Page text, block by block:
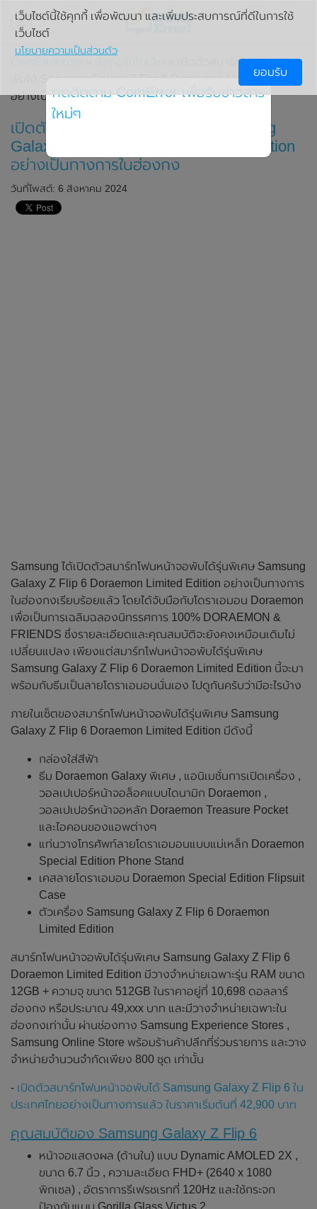
» เปิดตัวสมาร์ทโฟนหน้าจอ
พับได้ Samsung Galaxy Z Flip 6 Doraemon Limited Edition
อย่างเป็นทางการในฮ่องกง
เปิดตัวสมาร์ทโฟนหน้าจอพับได้ Samsung
Galaxy Z Flip 6 Doraemon Limited Edition
อย่างเป็นทางการในฮ่องกง
วันที่โพสต์: 6 สิงหาคม 2024
Samsung ได้เปิดตัวสมาร์ทโฟนหน้าจอพับได้รุ่นพิเศษ Samsung
Galaxy Z Flip 6 Doraemon Limited Edition อย่างเป็นทางการ
ในฮ่องกงเรียบร้อยแล้ว โดยได้จับมือกับโดราเอมอน Doraemon
เพื่อเป็นการเฉลิมฉลองนิทรรศการ 100% DORAEMON &
FRIENDS ซึ่งรายละเอียดและคุณสมบัติจะยังคงเหมือนเดิมไม่
เปลี่ยนแปลง เพียงแต่สมาร์ทโฟนหน้าจอพับได้รุ่นพิเศษ
Samsung Galaxy Z Flip 6 Doraemon Limited Edition นี้จะมา
พร้อมกับธีมเป็นลายโดราเอมอนนั่นเอง ไปดูกันครับว่ามีอะไรบ้าง
ภายในเซ็ตของสมาร์ทโฟนหน้าจอพับได้รุ่นพิเศษ Samsung
Galaxy Z Flip 6 Doraemon Limited Edition มีดังนี้
กล่องใส่สีฟ้า
ธีม Doraemon Galaxy พิเศษ , แอนิเมชั่นการเปิดเครื่อง ,
วอลเปเปอร์หน้าจอล็อคแบบไดนามิก Doraemon ,
วอลเปเปอร์หน้าจอหลัก Doraemon Treasure Pocket
และไอคอนของแอพต่างๆ
แท่นวางโทรศัพท์ลายโดราเอมอนแบบแม่เหล็ก Doraemon
Special Edition Phone Stand
เคสลายโดราเอมอน Doraemon Special Edition Flipsuit
Case
ตัวเครื่อง Samsung Galaxy Z Flip 6 Doraemon
Limited Edition
สมาร์ทโฟนหน้าจอพับได้รุ่นพิเศษ Samsung Galaxy Z Flip 6
Doraemon Limited Edition มีวางจำหน่ายเฉพาะรุ่น RAM ขนาด
12GB + ความจุ ขนาด 512GB ในราคาอยู่ที่ 10,698 ดอลลาร์
ฮ่องกง หรือประมาณ 49,xxx บาท และมีวางจำหน่ายเฉพาะใน
ฮ่องกงเท่านั้น ผ่านช่องทาง Samsung Experience Stores ,
Samsung Online Store พร้อมร้านค้าปลีกที่ร่วมรายการ และวาง
จำหน่ายจำนวนจำกัดเพียง 800 ชุด เท่านั้น
- เปิดตัวสมาร์ทโฟนหน้าจอพับได้ Samsung Galaxy Z Flip 6 ใน
ประเทศไทยอย่างเป็นทางการแล้ว ในราคาเริ่มต้นที่ 42,900 บาท
คุณสมบัติของ Samsung Galaxy Z Flip 6
หน้าจอแสดงผล (ด้านใน) แบบ Dynamic AMOLED 2X ,
ขนาด 6.7 นิ้ว , ความละเอียด FHD+ (2640 x 1080
พิกเซล) , อัตราการรีเฟรชเรทที่ 120Hz และใช้กระจก
ป้องกันแบบ Gorilla Glass Victus 2
เว็บไซต์นี้ใช้คุกกี้ เพื่อพัฒนา และเพิ่มประสบการณ์ที่ดีในการใช้
เว็บไซต์
นโยบายความเป็นส่วนตัว
ยอมรับ
กดติดตาม ComError เพื่อรับข่าวสาร
ใหม่ๆ